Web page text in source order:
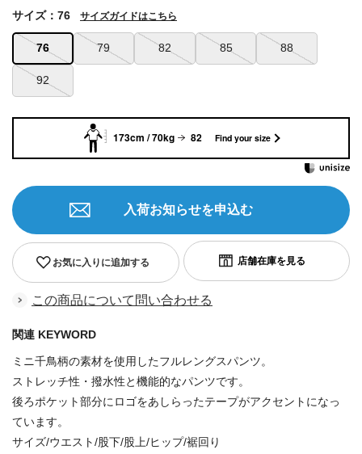
76 79 82 85 88
92
サイズ：76 サイズガイドはこちら
お気に入りに追加する
入荷お知らせを申込む
この商品について問い合わせる
関連 KEYWORD
ミニ千鳥柄の素材を使用したフルレングスパンツ。
ストレッチ性・撥水性と機能的なパンツです。
後ろポケット部分にロゴをあしらったテープがアクセントになっ
ています。
サイズ/ウエスト/股下/股上/ヒップ/裾回り
173cm / 70kg 82 Find your size